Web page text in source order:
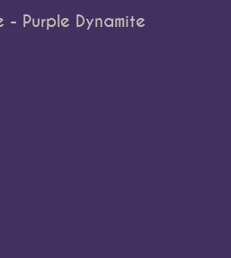
- Purple Dynamite